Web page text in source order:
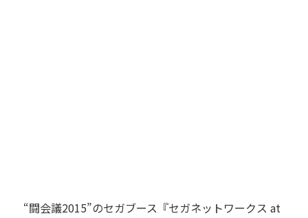
“闘会議2015”のセガブース『セガネットワークス at